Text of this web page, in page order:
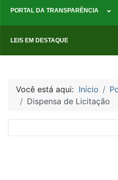
PORTAL DA TRANSPARÊNCIA
LEIS EM DESTAQUE
Você está aqui: Início
Dispensa de Licitação